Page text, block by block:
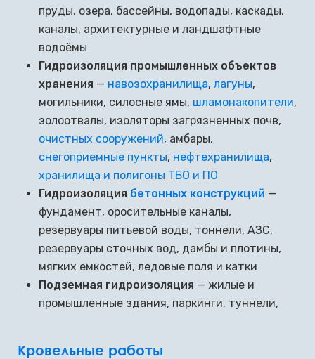
пруды, озера, бассейны, водопады, каскады,
каналы, архитектурные и ландшафтные
водоёмы
Гидроизоляция промышленных объектов
хранения — навозохранилища, лагуны,
могильники, силосные ямы, шламонакопители,
золоотвалы, изоляторы загрязненных почв,
очистных сооружений, амбары,
снегоприемные пункты, нефтехранилища,
хранилища и полигоны ТБО и ПО
Гидроизоляция бетонных конструкций —
фундамент, оросительные каналы,
резервуары питьевой воды, тоннели, АЗС,
резервуары сточных вод, дамбы и плотины,
мягких емкостей, ледовые поля и катки
Подземная гидроизоляция — жилые и
промышленные здания, паркинги, туннели,
Кровельные работы